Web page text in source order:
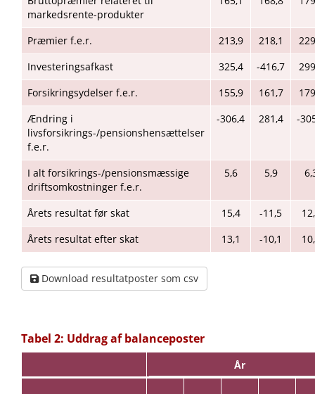
markedsrente-produkter
Præmier f.e.r. 213,9 218,1
Investeringsafkast
325,4 -416,7
Forsikringsydelser f.e.r.
155,9 161,7
Ændring i
livsforsikrings-/pensionshensættelser
f.e.r.
-306,4 281,4 -
I alt forsikrings-/pensionsmæssige
driftsomkostninger f.e.r.
5,6 5,9
Årets resultat før skat 15,4 -11,5
Årets resultat efter skat
13,1 -10,1
Download resultatposter som csv
Tabel 2: Uddrag af balanceposter
År